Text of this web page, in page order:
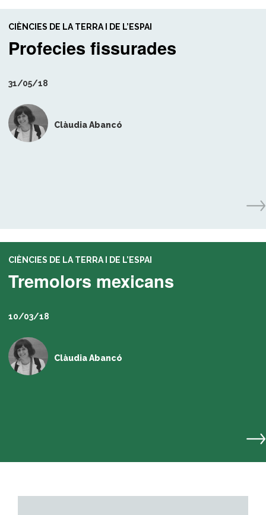
CIÈNCIES DE LA TERRA I DE L’ESPAI
Profecies fissurades
31/05/18
Clàudia Abancó
CIÈNCIES DE LA TERRA I DE L’ESPAI
Tremolors mexicans
10/03/18
Clàudia Abancó